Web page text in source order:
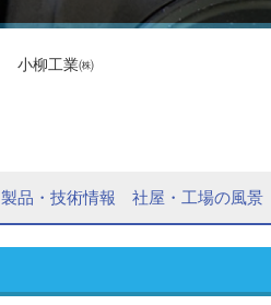
小柳工業㈱
製品・技術情報 社屋・工場の風景